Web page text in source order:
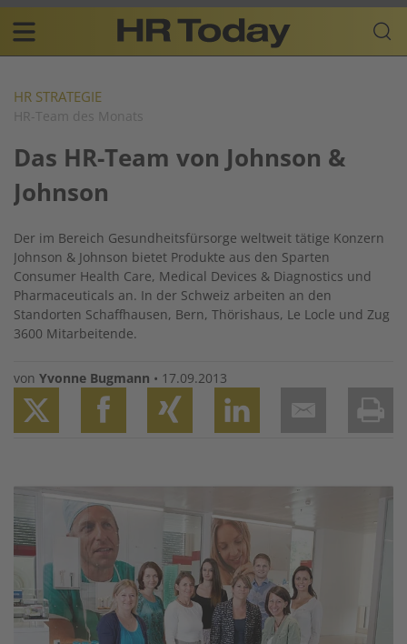
Skip
content
Plattform
für
Resources
navigation
DE
HR STRATEGIE
HR-Team des Monats
Das HR-Team von Johnson &
Johnson
Der im Bereich Gesundheitsfürsorge weltweit tätige Konzern
Johnson & Johnson bietet Produkte aus den Sparten
Consumer Health Care, Medical Devices & Diagnostics und
Pharmaceuticals an. In der Schweiz arbeiten an den
Standorten Schaffhausen, Bern, Thörishaus, Le Locle und Zug
3600 Mitarbeitende.
von Yvonne Bugmann • 17.09.2013
Image